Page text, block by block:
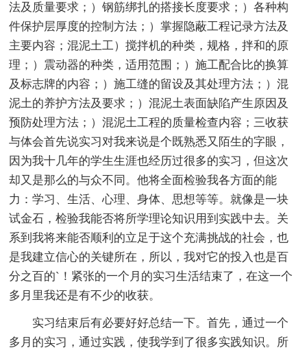
法及质量要求；）钢筋绑扎的搭接长度要求；）各种构
件保护层厚度的控制方法；）掌握隐蔽工程记录方法及
主要内容；混泥土工）搅拌机的种类，规格，拌和的原
理；）震动器的种类，适用范围；）施工配合比的换算
及标志牌的内容；）施工缝的留设及其处理方法；）混
泥土的养护方法及要求；）混泥土表面缺陷产生原因及
预防处理方法；）混泥土工程的质量检查内容；三收获
与体会首先说实习对我来说是个既熟悉又陌生的字眼，
因为我十几年的学生生涯也经历过很多的实习，但这次
却又是那么的与众不同。他将全面检验我各方面的能
力：学习、生活、心理、身体、思想等等。就像是一块
试金石，检验我能否将所学理论知识用到实践中去。关
系到我将来能否顺利的立足于这个充满挑战的社会，也
是我建立信心的关键所在，所以，我对它的投入也是百
分之百的`！紧张的一个月的实习生活结束了，在这一个
多月里我还是有不少的收获。
实习结束后有必要好好总结一下。首先，通过一个
多月的实习，通过实践，使我学到了很多实践知识。所